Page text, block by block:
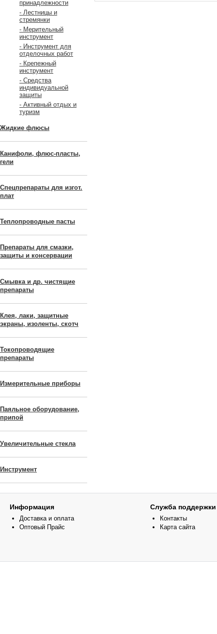
принадлежности
- Лестницы и
стремянки
- Мерительный
инструмент
- Инструмент для
отделочных работ
- Крепежный
инструмент
- Средства
индивидуальной
защиты
- Активный отдых и
туризм
Жидкие флюсы
Канифоли, флюс-пласты,
гели
Спецпрепараты для изгот.
плат
Теплопроводные пасты
Препараты для смазки,
защиты и консервации
Смывка и др. чистящие
препараты
Клея, лаки, защитные
экраны, изоленты, скотч
Токопроводящие
препараты
Измерительные приборы
Паяльное оборудование,
припой
Увеличительные стекла
Инструмент
Информация
Доставка и оплата
Оптовый Прайс
Служба поддержки
Контакты
Карта сайта